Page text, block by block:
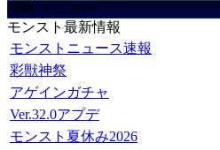
攻略 メニュー
モンスト最新情報
モンストニュース速報
彩獣神祭
アゲインガチャ
Ver.32.0アプデ
モンスト夏休み2026